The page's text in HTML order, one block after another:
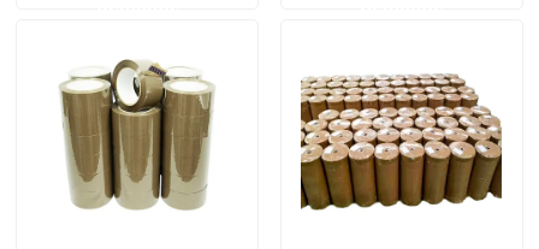
Au sujet de nous
Visite d'usine